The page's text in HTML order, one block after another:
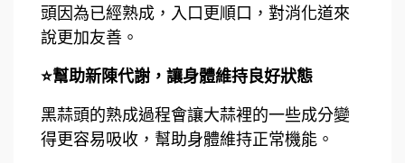
頭因為已經熟成，入口更順口，對消化道來
說更加友善。
⭐幫助新陳代謝，讓身體維持良好狀態
黑蒜頭的熟成過程會讓大蒜裡的一些成分變
得更容易吸收，幫助身體維持正常機能。